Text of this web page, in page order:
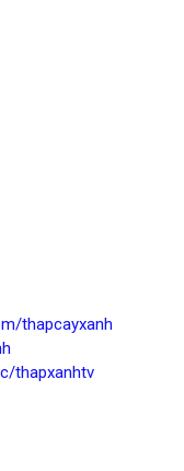
thapcayxanh
thapxanhtv